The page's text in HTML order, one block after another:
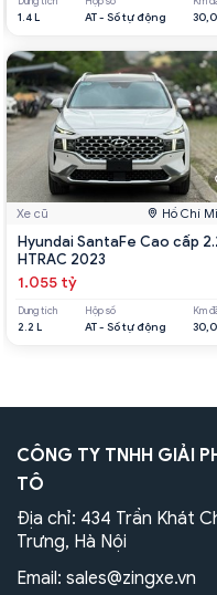
1.4 L AT - Số tự động
Xe cũ Hồ Chí
Hyundai SantaFe Cao cấp
HTRAC 2023
1.055 tỷ
Dung tích
2.2 L
Hộp số
AT - Số tự động
Km
CÔNG TY TNHH GIẢI
TÔ
Địa chỉ: 434 Trần Khát
Trưng, Hà Nội
Email: sales@zingxe.vn